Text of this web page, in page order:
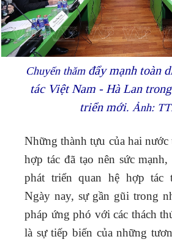
Chuyến thăm đẩy mạnh toàn
tác Việt Nam - Hà Lan
triển mới. Ảnh:
Những thành tựu của hai
hợp tác đã tạo nên sức
phát triển quan hệ hợp tác
Ngày nay, sự gần gũi trong
pháp ứng phó với các thách
là sự tiếp biến của những